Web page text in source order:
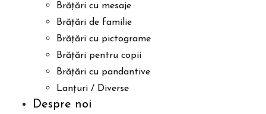
Brățări cu mesaje
Brățări de familie
Brățări cu pictograme
Brățări pentru copii
Brățări cu pandantive
Lanțuri / Diverse
Despre noi